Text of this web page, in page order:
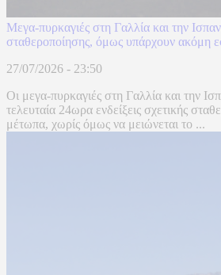
Μεγα-πυρκαγιές στη Γαλλία και την
σταθεροποίησης, όμως υπάρχουν ακόμη
27/07/2026 - 23:50
Οι μεγα-πυρκαγιές στη Γαλλία και την
τελευταία 24ωρα ενδείξεις σχετικής
μέτωπα, χωρίς όμως να μειώνεται το ...